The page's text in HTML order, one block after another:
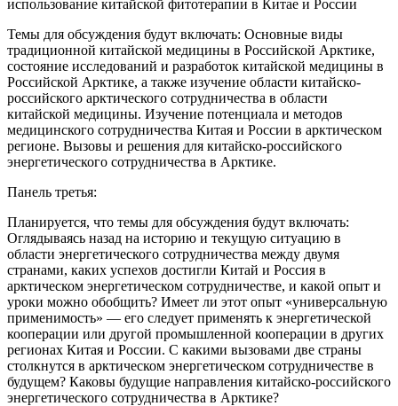
использование китайской фитотерапии в Китае и России
Темы для обсуждения будут включать: Основные виды
традиционной китайской медицины в Российской Арктике,
состояние исследований и разработок китайской медицины в
Российской Арктике, а также изучение области китайско-
российского арктического сотрудничества в области
китайской медицины. Изучение потенциала и методов
медицинского сотрудничества Китая и России в арктическом
регионе. Вызовы и решения для китайско-российского
энергетического сотрудничества в Арктике.
Панель третья:
Планируется, что темы для обсуждения будут включать:
Оглядываясь назад на историю и текущую ситуацию в
области энергетического сотрудничества между двумя
странами, каких успехов достигли Китай и Россия в
арктическом энергетическом сотрудничестве, и какой опыт и
уроки можно обобщить? Имеет ли этот опыт «универсальную
применимость» — его следует применять к энергетической
кооперации или другой промышленной кооперации в других
регионах Китая и России. С какими вызовами две страны
столкнутся в арктическом энергетическом сотрудничестве в
будущем? Каковы будущие направления китайско-российского
энергетического сотрудничества в Арктике?